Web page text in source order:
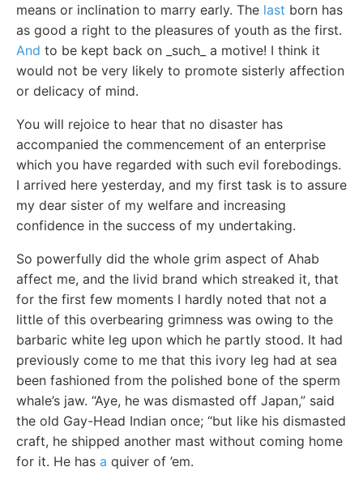
means or inclination to marry early. The last born has
as good a right to the pleasures of youth as the first.
And to be kept back on _such_ a motive! I think it
would not be very likely to promote sisterly affection
or delicacy of mind.
You will rejoice to hear that no disaster has
accompanied the commencement of an enterprise
which you have regarded with such evil forebodings.
I arrived here yesterday, and my first task is to assure
my dear sister of my welfare and increasing
confidence in the success of my undertaking.
So powerfully did the whole grim aspect of Ahab
affect me, and the livid brand which streaked it, that
for the first few moments I hardly noted that not a
little of this overbearing grimness was owing to the
barbaric white leg upon which he partly stood. It had
previously come to me that this ivory leg had at sea
been fashioned from the polished bone of the sperm
whale’s jaw. “Aye, he was dismasted off Japan,” said
the old Gay-Head Indian once; “but like his dismasted
craft, he shipped another mast without coming home
for it. He has a quiver of ’em.